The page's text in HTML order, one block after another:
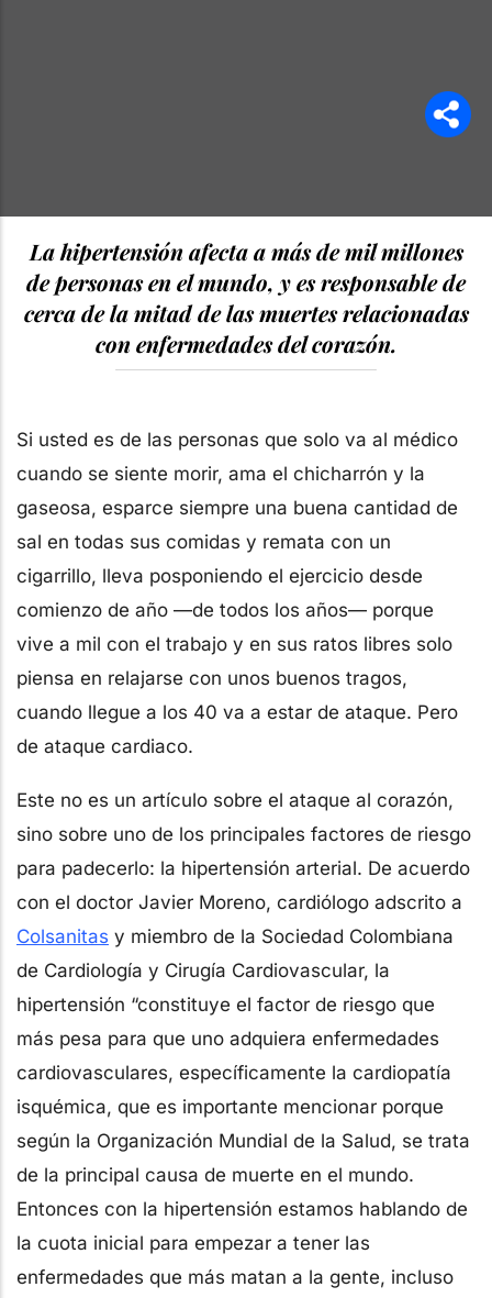
La hipertensión afecta a más de mil millones
de personas en el mundo, y es responsable de
cerca de la mitad de las muertes relacionadas
con enfermedades del corazón.
Si usted es de las personas que solo va al médico
cuando se siente morir, ama el chicharrón y la
gaseosa, esparce siempre una buena cantidad de
sal en todas sus comidas y remata con un
cigarrillo, lleva posponiendo el ejercicio desde
comienzo de año —de todos los años— porque
vive a mil con el trabajo y en sus ratos libres solo
piensa en relajarse con unos buenos tragos,
cuando llegue a los 40 va a estar de ataque. Pero
de ataque cardiaco.
Este no es un artículo sobre el ataque al corazón,
sino sobre uno de los principales factores de riesgo
para padecerlo: la hipertensión arterial. De acuerdo
con el doctor Javier Moreno, cardiólogo adscrito a
Colsanitas y miembro de la Sociedad Colombiana
de Cardiología y Cirugía Cardiovascular, la
hipertensión “constituye el factor de riesgo que
más pesa para que uno adquiera enfermedades
cardiovasculares, específicamente la cardiopatía
isquémica, que es importante mencionar porque
según la Organización Mundial de la Salud, se trata
de la principal causa de muerte en el mundo.
Entonces con la hipertensión estamos hablando de
la cuota inicial para empezar a tener las
enfermedades que más matan a la gente, incluso